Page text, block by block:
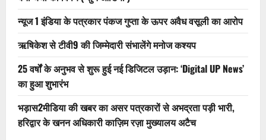
न्यूज 1 इंडिया के पत्रकार पंकज गुप्ता के ऊपर अवैध वसूली का आरोप
ऋषिकेश से टीवी9 की जिम्मेदारी संभालेंगे मनोज कश्यप
25 वर्षों के अनुभव से शुरू हुई नई डिजिटल उड़ान: ‘Digital UP News’
का हुआ शुभारंभ
भड़ास2मीडिया की खबर का असर पत्रकारों से अभद्रता पड़ी भारी,
हरिद्वार के खनन अधिकारी काज़िम रज़ा मुख्यालय अटैच